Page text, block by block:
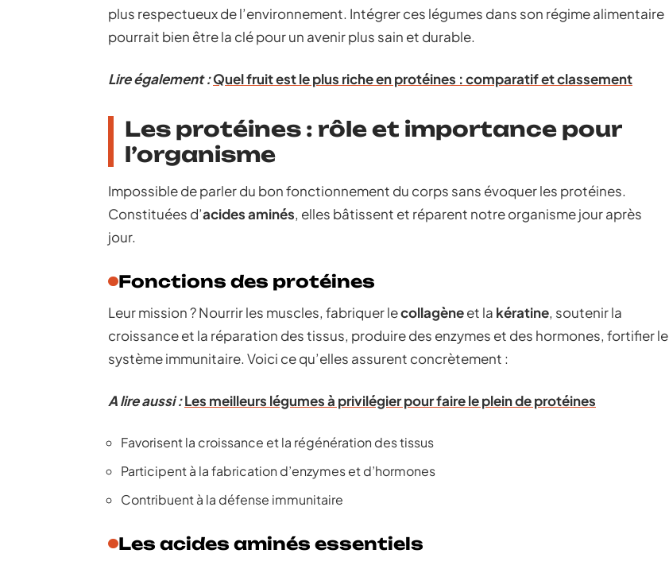
plus respectueux de l’environnement. Intégrer ces légumes dans son régime alimentaire
pourrait bien être la clé pour un avenir plus sain et durable.
Lire également :Quel fruit est le plus riche en protéines : comparatif et classement
Les protéines : rôle et importance pour
l’organisme
Impossible de parler du bon fonctionnement du corps sans évoquer les protéines.
Constituées d’acides aminés, elles bâtissent et réparent notre organisme jour après
jour.
Fonctions des protéines
Leur mission ? Nourrir les muscles, fabriquer lecollagèneet la kératine, soutenir la
croissance et la réparation des tissus, produire des enzymes et des hormones, fortifier le
système immunitaire. Voici ce qu’elles assurent concrètement :
A lire aussi :Les meilleurs légumes à privilégier pour faire le plein de protéines
Favorisent la croissance et la régénération des tissus
Participent à la fabrication d’enzymes et d’hormones
Contribuent à la défense immunitaire
Les acides aminés essentiels